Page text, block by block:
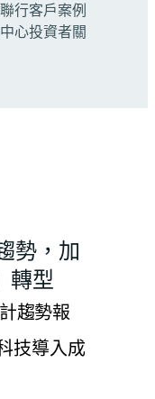
行客戶案例
心投資者關
勢，加
轉型
趨勢報
技導入成